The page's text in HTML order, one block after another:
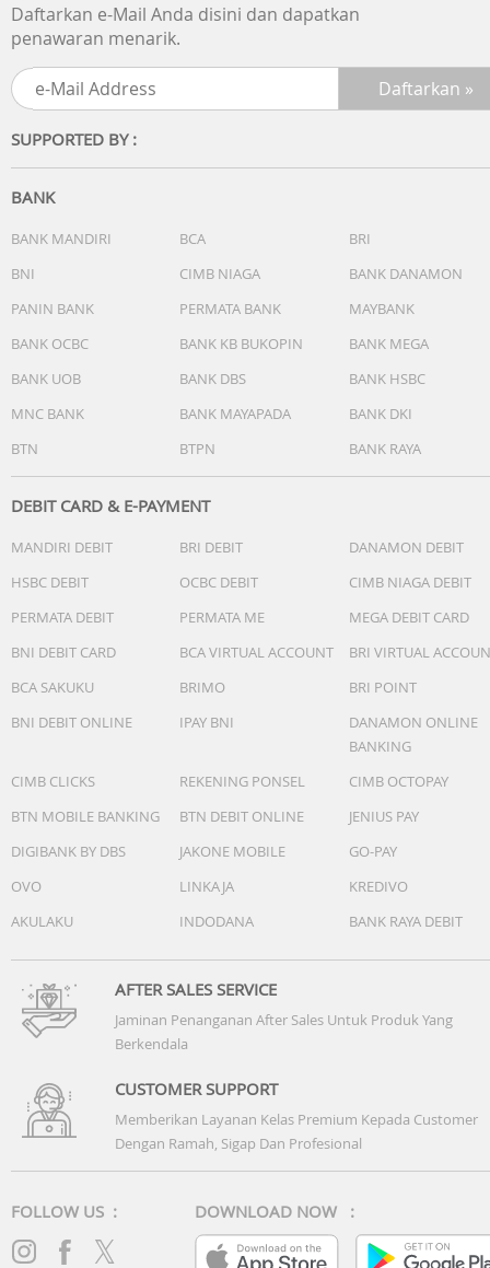
Daftarkan e-Mail Anda disini dan dapatkan
penawaran menarik.
SUPPORTED BY :
BANK
BANK MANDIRI BCA
BRI
BNI
CIMB NIAGA
BANK DANAMON
PANIN BANK
PERMATA BANK
MAYBANK
BANK OCBC
BANK KB BUKOPIN
BANK MEGA
BANK UOB
BANK DBS
BANK HSBC
MNC BANK
BANK MAYAPADA
BANK DKI
BTN
BTPN BANK RAYA
DEBIT CARD & E-PAYMENT
MANDIRI DEBIT BRI DEBIT
DANAMON DEBIT
HSBC DEBIT
OCBC DEBIT
CIMB NIAGA DEBIT
PERMATA DEBIT
PERMATA ME
MEGA DEBIT CARD
BNI DEBIT CARD
BCA VIRTUAL ACCOUNT
BRI VIRTUAL
BCA SAKUKU
BRIMO
BRI POINT
BNI DEBIT ONLINE
IPAY BNI
DANAMON ONLINE
BANKING
CIMB CLICKS
REKENING PONSEL
CIMB OCTOPAY
BTN MOBILE BANKING
BTN DEBIT ONLINE
JENIUS PAY
DIGIBANK BY DBS
JAKONE MOBILE
GO-PAY
OVO
LINKAJA
KREDIVO
AKULAKU
INDODANA BANK RAYA DEBIT
AFTER SALES SERVICE
Jaminan Penanganan After Sales Untuk Produk Yang
Berkendala
CUSTOMER SUPPORT
Memberikan Layanan Kelas Premium Kepada Customer
Dengan Ramah, Sigap Dan Profesional
FOLLOW US : DOWNLOAD NOW :